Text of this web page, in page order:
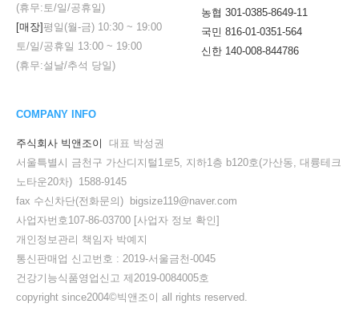
(휴무:토/일/공휴일)
[매장] 평일(월-금) 10:30 ~ 19:00
토/일/공휴일 13:00 ~ 19:00
(휴무:설날/추석 당일)
농협 301-0385-8649-11
국민 816-01-0351-564
신한 140-008-844786
COMPANY INFO
주식회사 빅앤조이
대표 박성권
서울특별시 금천구 가산디지털1로5, 지하1층 b120호(가산동, 대륭테크
노타운20차) 1588-9145
fax 수신차단(전화문의) bigsize119@naver.com
사업자번호107-86-03700 [사업자 정보 확인]
개인정보관리 책임자 박예지
통신판매업 신고번호 : 2019-서울금천-0045
건강기능식품영업신고 제2019-0084005호
copyright since2004©빅앤조이 all rights reserved.